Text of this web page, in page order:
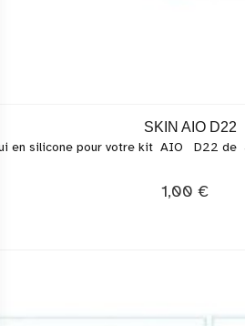
SKIN AIO D22
en silicone pour votre kit AIO D22 de
1,00 €